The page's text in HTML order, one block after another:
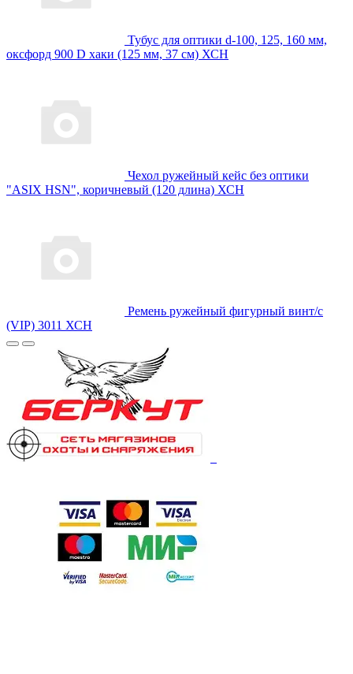
Тубус для оптики d-100, 125, 160 мм,
оксфорд 900 D хаки (125 мм, 37 см) ХСН
Чехол ружейный кейс без оптики
"ASIX HSN", коричневый (120 длина) ХСН
Ремень ружейный фигурный винт/с
(VIP) 3011 ХСН